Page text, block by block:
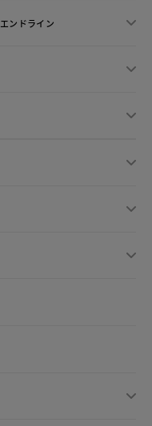
ンドライン